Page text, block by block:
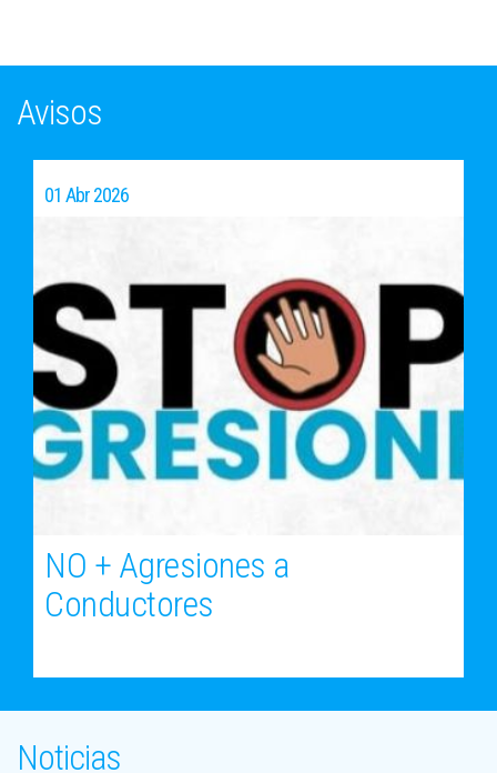
Avisos
01 Abr 2026
NO + Agresiones a
Conductores
Noticias